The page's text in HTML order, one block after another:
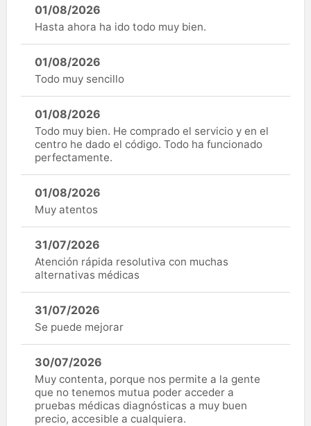
01/08/2026
Hasta ahora ha ido todo muy bien.
01/08/2026
Todo muy sencillo
01/08/2026
Todo muy bien. He comprado el servicio y en el
centro he dado el código. Todo ha funcionado
perfectamente.
01/08/2026
Muy atentos
31/07/2026
Atención rápida resolutiva con muchas
alternativas médicas
31/07/2026
Se puede mejorar
30/07/2026
Muy contenta, porque nos permite a la gente
que no tenemos mutua poder acceder a
pruebas médicas diagnósticas a muy buen
precio, accesible a cualquiera.